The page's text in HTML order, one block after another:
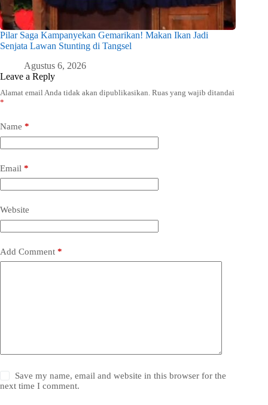
Pilar Saga Kampanyekan Gemarikan! Makan Ikan Jadi
Senjata Lawan Stunting di Tangsel
Agustus 6, 2026
Leave a Reply
Alamat email Anda tidak akan dipublikasikan. Ruas yang wajib ditandai
*
Name *
Email *
Website
Add Comment *
Save my name, email and website in this browser for the
next time I comment.